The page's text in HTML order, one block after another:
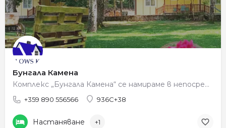
Бунгала Камена
Комплекс „Бунгала Камена“ се намираме в непосредсвена близост до Самуилова Крепост, Местността Рупите ,…
+359 890 556566 936C+38
Настаняване +1